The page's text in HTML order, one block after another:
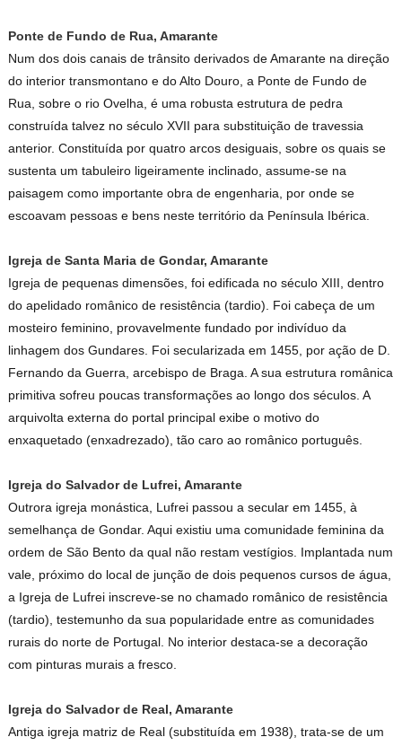
Ponte de Fundo de Rua, Amarante
Num dos dois canais de trânsito derivados de Amarante na direção
do interior transmontano e do Alto Douro, a Ponte de Fundo de
Rua, sobre o rio Ovelha, é uma robusta estrutura de pedra
construída talvez no século XVII para substituição de travessia
anterior. Constituída por quatro arcos desiguais, sobre os quais se
sustenta um tabuleiro ligeiramente inclinado, assume-se na
paisagem como importante obra de engenharia, por onde se
escoavam pessoas e bens neste território da Península Ibérica.
Igreja de Santa Maria de Gondar, Amarante
Igreja de pequenas dimensões, foi edificada no século XIII, dentro
do apelidado românico de resistência (tardio). Foi cabeça de um
mosteiro feminino, provavelmente fundado por indivíduo da
linhagem dos Gundares. Foi secularizada em 1455, por ação de D.
Fernando da Guerra, arcebispo de Braga. A sua estrutura românica
primitiva sofreu poucas transformações ao longo dos séculos. A
arquivolta externa do portal principal exibe o motivo do
enxaquetado (enxadrezado), tão caro ao românico português.
Igreja do Salvador de Lufrei, Amarante
Outrora igreja monástica, Lufrei passou a secular em 1455, à
semelhança de Gondar. Aqui existiu uma comunidade feminina da
ordem de São Bento da qual não restam vestígios. Implantada num
vale, próximo do local de junção de dois pequenos cursos de água,
a Igreja de Lufrei inscreve-se no chamado românico de resistência
(tardio), testemunho da sua popularidade entre as comunidades
rurais do norte de Portugal. No interior destaca-se a decoração
com pinturas murais a fresco.
Igreja do Salvador de Real, Amarante
Antiga igreja matriz de Real (substituída em 1938), trata-se de um